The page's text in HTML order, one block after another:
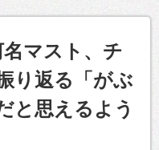
名マスト、チ
り返る「がぶ
と思えるよう